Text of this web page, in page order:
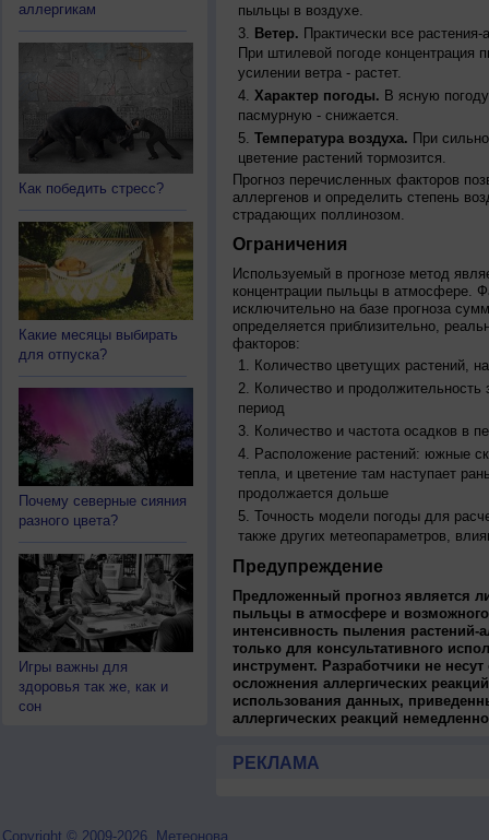
аллергикам
Как победить стресс?
Какие месяцы выбирать
для отпуска?
Почему северные сияния
разного цвета?
Игры важны для
здоровья так же, как и
сон
пыльцы в воздухе.
Ветер. Практически все
При штилевой погоде
усилении ветра - растет.
Характер погоды. В ясную
пасмурную - снижается.
Температура воздуха. При
цветение растений тормозится.
Прогноз перечисленных факторов
аллергенов и определить степень
страдающих поллинозом.
Ограничения
Используемый в прогнозе метод
концентрации пыльцы в атмосфере.
исключительно на базе прогноза
определяется приблизительно,
факторов:
Количество цветущих растений,
Количество и продолжительность
период
Количество и частота осадков в
Расположение растений: южные
тепла, и цветение там наступает
продолжается дольше
Точность модели погоды для
также других метеопараметров,
Предупреждение
Предложенный прогноз является
пыльцы в атмосфере и
интенсивность пыления растений-
только для консультативного
инструмент. Разработчики не
осложнения аллергических
использования данных,
аллергических реакций
РЕКЛАМА
Copyright © 2009-2026, Метеонова